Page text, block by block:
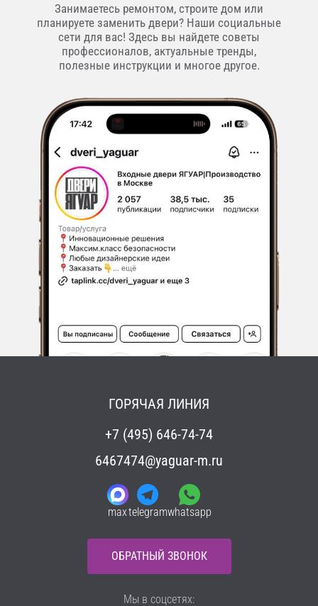
Занимаетесь ремонтом, строите дом или
планируете заменить двери? Наши социальные
сети для вас! Здесь вы найдете советы
профессионалов, актуальные тренды,
полезные инструкции и многое другое.
ГОРЯЧАЯ ЛИНИЯ
+7 (495) 646-74-74
6467474@yaguar-m.ru
maxtelegramwhatsapp
ОБРАТНЫЙ ЗВОНОК
Мы в соцсетях: